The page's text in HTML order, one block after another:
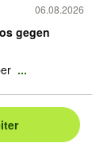
06.08.2026
gegen
...